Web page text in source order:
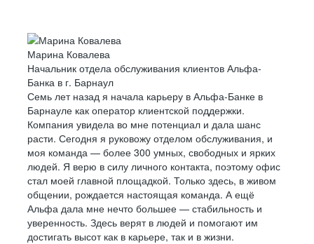
Марина Ковалева
Начальник отдела обслуживания клиентов Альфа-
Банка в г. Барнаул
Семь лет назад я начала карьеру в Альфа-Банке в
Барнауле как оператор клиентской поддержки.
Компания увидела во мне потенциал и дала шанс
расти. Сегодня я руковожу отделом обслуживания, и
моя команда — более 300 умных, свободных и ярких
людей. Я верю в силу личного контакта, поэтому офис
стал моей главной площадкой. Только здесь, в живом
общении, рождается настоящая команда. А ещё
Альфа дала мне нечто большее — стабильность и
уверенность. Здесь верят в людей и помогают им
достигать высот как в карьере, так и в жизни.